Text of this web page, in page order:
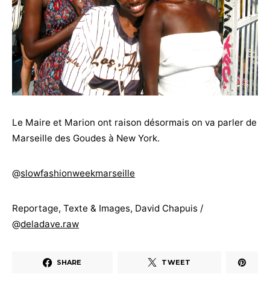
Le Maire et Marion ont raison désormais on va parler de
Marseille des Goudes à New York.
@slowfashionweekmarseille
Reportage, Texte & Images, David Chapuis /
@deladave.raw
SHARE TWEET